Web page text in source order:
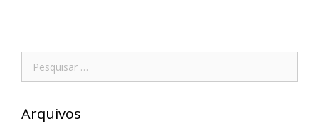
Pesquisar
por:
Arquivos